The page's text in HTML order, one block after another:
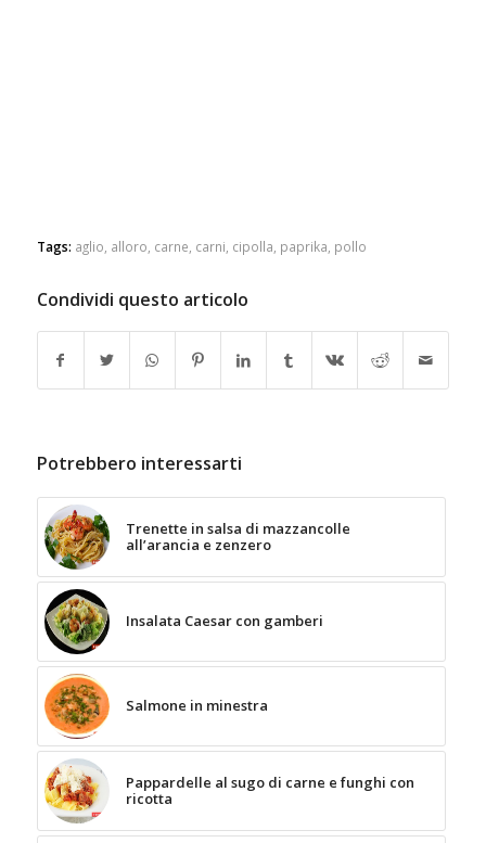
Tags: aglio alloro carne carni cipolla paprika pollo
Condividi questo articolo
Potrebbero interessarti
Trenette in salsa di mazzancolle
all’arancia e zenzero
Insalata Caesar con gamberi
Salmone in minestra
Pappardelle al sugo di carne e funghi con
ricotta